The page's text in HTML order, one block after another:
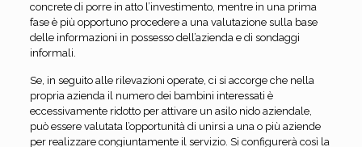
concrete di porre in atto l’investimento, mentre in una prima
fase è più opportuno procedere a una valutazione sulla base
delle informazioni in possesso dell’azienda e di sondaggi
informali.
Se, in seguito alle rilevazioni operate, ci si accorge che nella
propria azienda il numero dei bambini interessati è
eccessivamente ridotto per attivare un asilo nido aziendale,
può essere valutata l’opportunità di unirsi a una o più aziende
per realizzare congiuntamente il servizio. Si configurerà così la